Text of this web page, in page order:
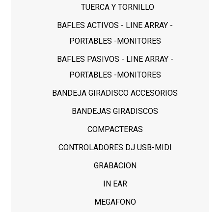
TUERCA Y TORNILLO
BAFLES ACTIVOS - LINE ARRAY -
PORTABLES -MONITORES
BAFLES PASIVOS - LINE ARRAY -
PORTABLES -MONITORES
BANDEJA GIRADISCO ACCESORIOS
BANDEJAS GIRADISCOS
COMPACTERAS
CONTROLADORES DJ USB-MIDI
GRABACION
IN EAR
MEGAFONO